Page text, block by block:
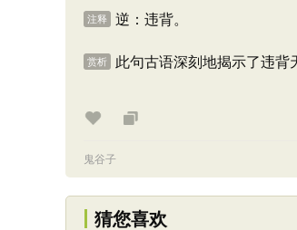
注释 逆：违背。
赏析 此句古语深刻地揭示了违背
鬼谷子
猜您喜欢